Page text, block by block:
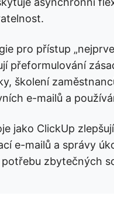
pro přístup
přeformulování
školení
e-mailů a
jako ClickUp
e-mailů a správy
potřebu zbytečných